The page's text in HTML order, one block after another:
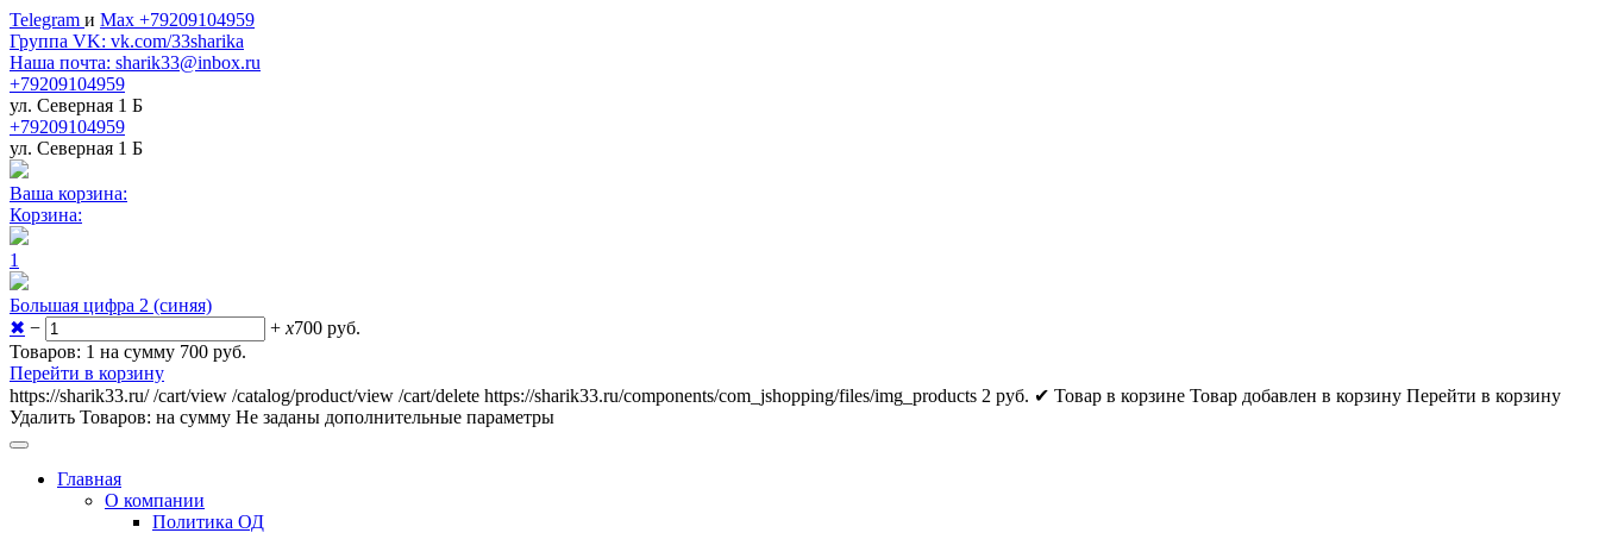
Telegram и Max +79209104959
Группа VK: vk.com/33sharika
Наша почта: sharik33@inbox.ru
+79209104959
ул. Северная 1 Б
+79209104959
ул. Северная 1 Б
Ваша корзина:
Корзина:
1
Большая цифра 2 (синяя)
✖ − + x700 руб.
Товаров: 1 на сумму 700 руб.
Перейти в корзину
https://sharik33.ru/ /cart/view /catalog/product/view /cart/delete https://sharik33.ru/components/com_jshopping/files/img_products 2 руб. ✔ Товар в корзине Товар добавлен в корзину Перейти в корзину
Удалить Товаров: на сумму Не заданы дополнительные параметры
Главная
О компании
Политика ОД